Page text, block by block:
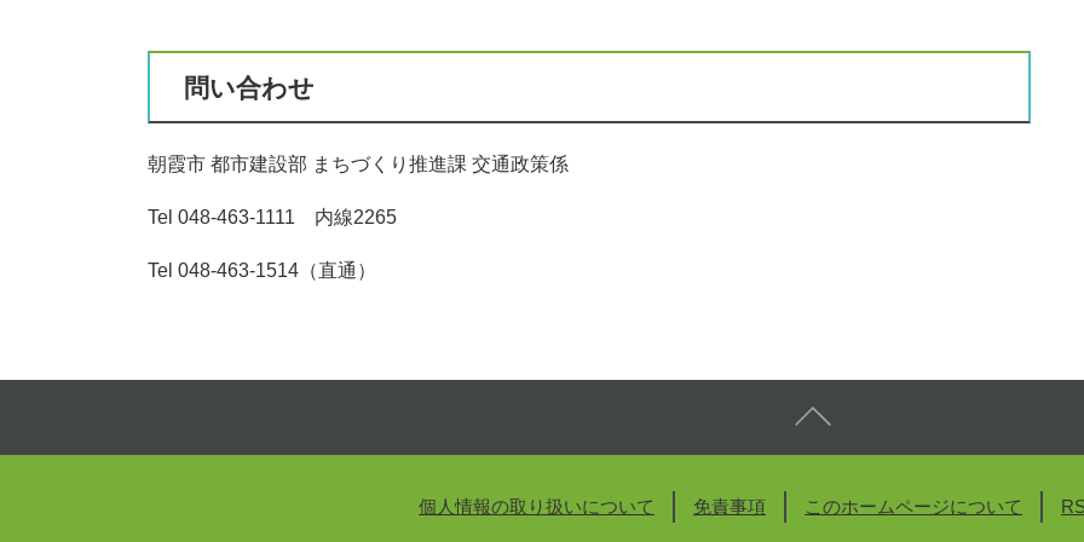
問い合わせ
朝霞市 都市建設部 まちづくり推進課 交通政策係
Tel 048-463-1111 内線2265
Tel 048-463-1514（直通）
個人情報の取り扱いについて 免責事項 このホームページについて